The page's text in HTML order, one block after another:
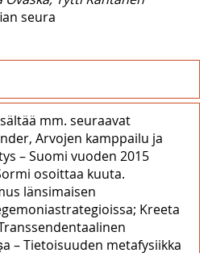
seura
mm. seuraavat
Arvojen kamppailu ja
– Suomi vuoden 2015
osoittaa kuuta.
länsimaisen
Kreeta
– Tietoisuuden metafysiikka